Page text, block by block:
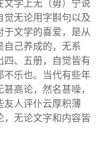
文学上无（毋）宁说
觉无论用字斟句以及
于文学的喜爱，是从
自己养成的，无系
四、五册，自觉皆有
不乐也。当代有些年
高论，然名甚噪，
友人评仆云厚积薄
，无论文字和内容皆